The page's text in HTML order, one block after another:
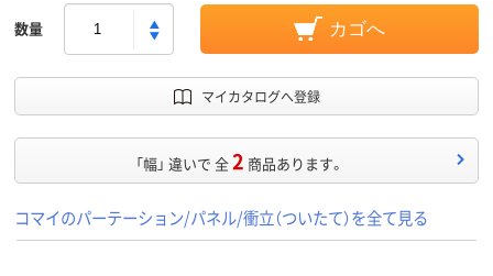
数量 カゴへ
マイカタログへ登録
「幅」 違いで 全2 商品あります。
コマイのパーテーション/パネル/衝立（ついたて）を全て見る